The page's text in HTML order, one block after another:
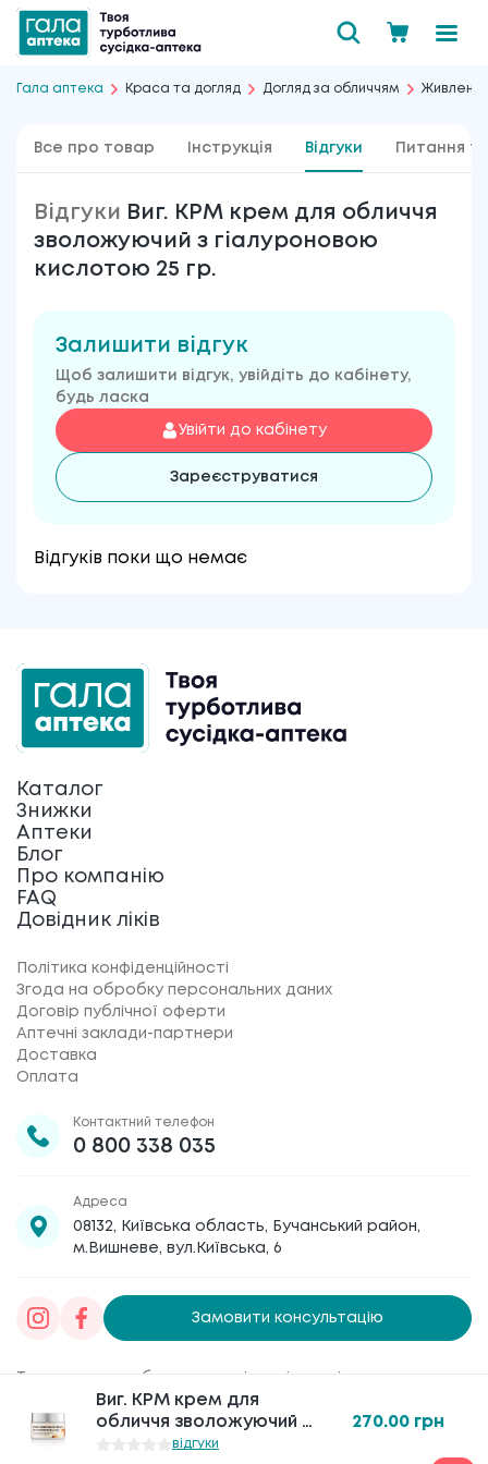
Гала аптека Краса та догляд Догляд за обличчям
Все про товар Інструкція Відгуки Питання та
Відгуки Виг. KPM крем для обличчя
зволожуючий з гіалуроновою
кислотою 25 гр.
Залишити відгук
Щоб залишити відгук, увійдіть до кабінету,
будь ласка
Увійти до кабінету
Зареєструватися
Відгуків поки що немає
Виг. KPM крем для
обличчя зволожуючий з
гіалуроновою
відгуки
270.00 грн
Виг. KPM крем для
обличчя зволожуючий з
гіалуроновою
відгуки
270.00 грн
Каталог
Знижки
Аптеки
Блог
Про компанію
FAQ
Довідник ліків
Політика конфіденційності
Згода на обробку персональних даних
Договір публічної оферти
Аптечні заклади-партнери
Доставка
Оплата
Контактний телефон
0 800 338 035
Адреса
08132, Київська область, Бучанський район,
м.Вишневе, вул.Київська, 6
Замовити консультацію
Товариство з обмеженою відповідальністю
«Галафарм», код ЄДРПОУ 30886474 © 2020-2026